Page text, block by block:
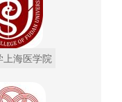
上海医学院